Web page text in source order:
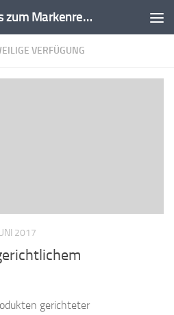
Markenschutz.biz | Infos zum Markenrecht, Kennzeichenrecht
VERFÜGUNG
2017
gerichteter